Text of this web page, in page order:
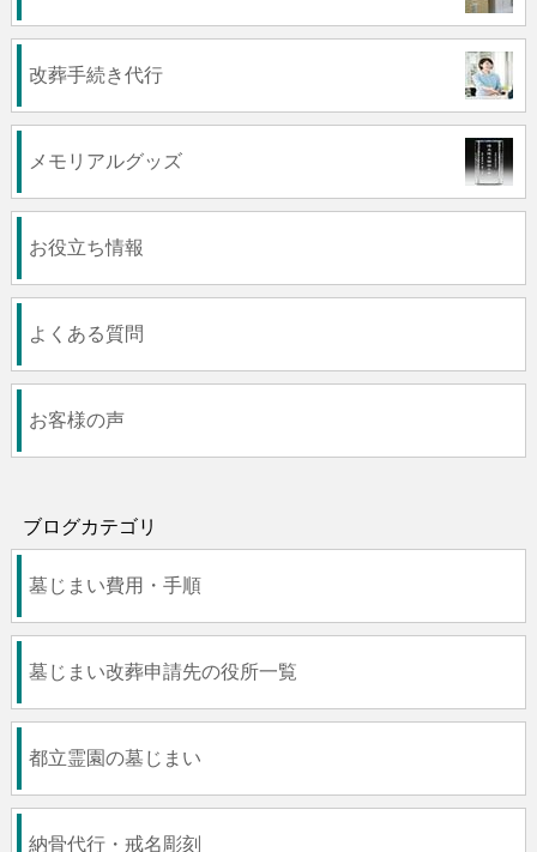
改葬手続き代行
メモリアルグッズ
お役立ち情報
よくある質問
お客様の声
ブログカテゴリ
墓じまい費用・手順
墓じまい改葬申請先の役所一覧
都立霊園の墓じまい
納骨代行・戒名彫刻